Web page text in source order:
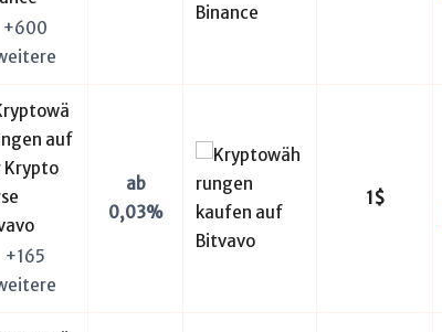
+600
+165
ab
0,03%
1$